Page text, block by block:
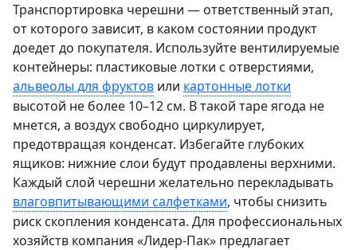
Транспортировка черешни — ответственный этап,
от которого зависит, в каком состоянии продукт
доедет до покупателя. Используйте вентилируемые
контейнеры: пластиковые лотки с отверстиями,
альвеолы для фруктов или картонные лотки
высотой не более 10–12 см. В такой таре ягода не
мнется, а воздух свободно циркулирует,
предотвращая конденсат. Избегайте глубоких
ящиков: нижние слои будут продавлены верхними.
Каждый слой черешни желательно перекладывать
влаговпитывающими салфетками, чтобы снизить
риск скопления конденсата. Для профессиональных
хозяйств компания «Лидер-Пак» предлагает